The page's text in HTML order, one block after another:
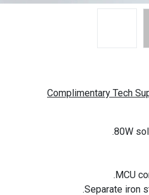
Complimentary Tech
80W
MCU
Separate iron